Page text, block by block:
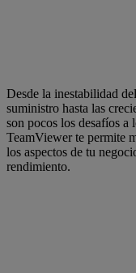
Desde la inestabilidad
suministro hasta las
son pocos los desafíos a
TeamViewer te permite
los aspectos de tu
rendimiento.